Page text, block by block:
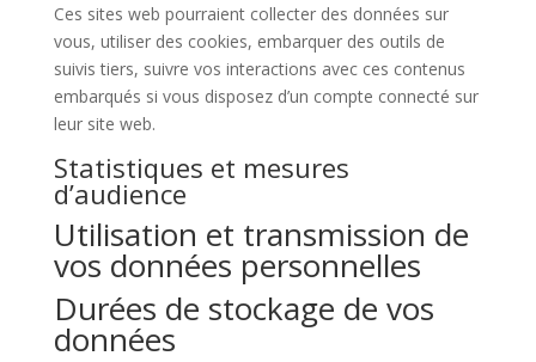
Ces sites web pourraient collecter des données sur
vous, utiliser des cookies, embarquer des outils de
suivis tiers, suivre vos interactions avec ces contenus
embarqués si vous disposez d’un compte connecté sur
leur site web.
Statistiques et mesures
d’audience
Utilisation et transmission de
vos données personnelles
Durées de stockage de vos
données